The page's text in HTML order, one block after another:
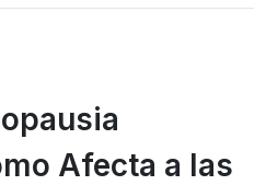
Afecta a las